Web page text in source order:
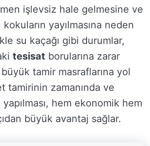
işlevsiz hale gelmesine ve
yayılmasına neden
su kaçağı gibi durumlar,
tesisat borularına zarar
tamir masraflarına yol
tamirinin zamanında ve
hem ekonomik hem
büyük avantaj sağlar.